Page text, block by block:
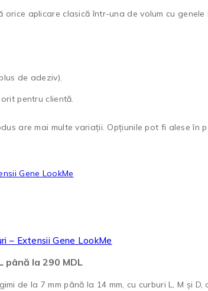
orice aplicare clasică într-una de volum cu genele
de adeziv).
pentru clientă.
are mai multe variații. Opțiunile pot fi alese în
– Extensii Gene LookMe
până la 290 MDL
de la 7 mm până la 14 mm, cu curburi L, M și